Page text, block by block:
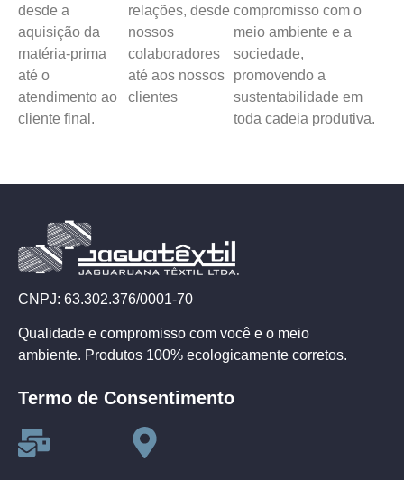
desde a
aquisição da
matéria-prima
até o
atendimento ao
cliente final.
relações, desde
nossos
colaboradores
até aos nossos
clientes
compromisso com o
meio ambiente e a
sociedade,
promovendo a
sustentabilidade em
toda cadeia produtiva.
CNPJ: 63.302.376/0001-70
Qualidade e compromisso com você e o meio
ambiente. Produtos 100% ecologicamente corretos.
Termo de Consentimento